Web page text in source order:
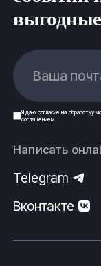
Ваша
Я даю согласие на обработку
соглашением.
Написать
Telegram
Вконтакте